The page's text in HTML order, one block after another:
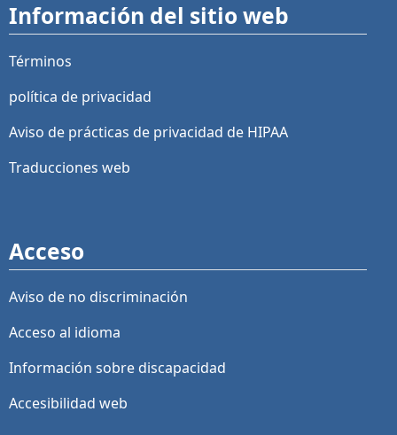
Información del sitio web
Términos
política de privacidad
Aviso de prácticas de privacidad de HIPAA
Traducciones web
Acceso
Aviso de no discriminación
Acceso al idioma
Información sobre discapacidad
Accesibilidad web